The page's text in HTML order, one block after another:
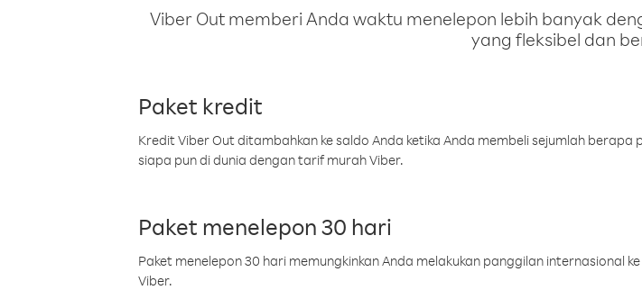
Viber Out memberi Anda waktu menelepon lebih banyak
yang fleksibel dan
Paket kredit
Kredit Viber Out ditambahkan ke saldo Anda ketika Anda membeli sejumlah
siapa pun di dunia dengan tarif murah Viber.
Paket menelepon 30 hari
Paket menelepon 30 hari memungkinkan Anda melakukan panggilan internasional
Viber.